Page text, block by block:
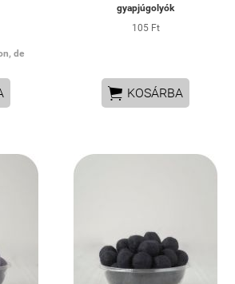
de
gyapjúgolyók
105 Ft
 KOSÁRBA